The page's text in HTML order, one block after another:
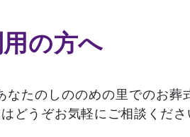
の方へ
たのしののめの里でのお葬
どうぞお気軽にご相談くださ